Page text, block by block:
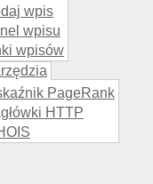
wpis
wpisu
wpisów
PageRank
HTTP